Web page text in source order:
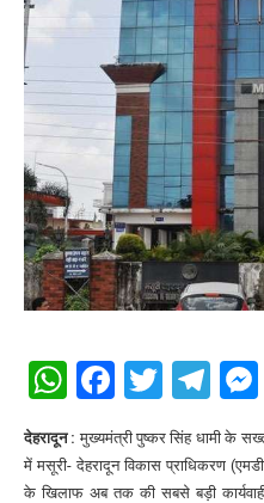
WhatsApp
देहरादून : मुख्यमंत्री पुष्कर सिंह धामी के सख्त
में मसूरी- देहरादून विकास प्राधिकरण
के खिलाफ अब तक की सबसे बड़ी